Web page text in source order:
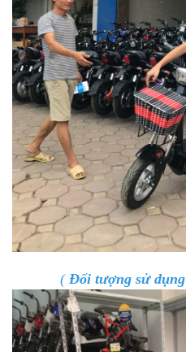
( Đối tượng sử dụng